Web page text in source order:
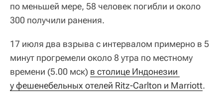
по меньшей мере, 58 человек погибли и около
300 получили ранения.
17 июля два взрыва с интервалом примерно в 5
минут прогремели около 8 утра по местному
времени (5.00 мск) в столице Индонезии
у фешенебельных отелей Ritz-Carlton и Marriott.